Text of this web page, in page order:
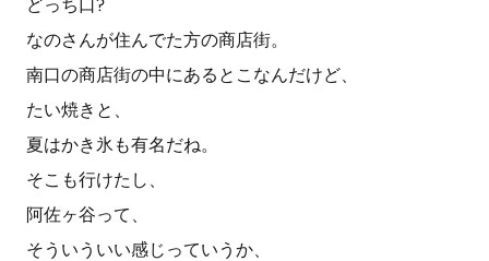
どっち口?
なのさんが住んでた方の商店街。
南口の商店街の中にあるとこなんだけど、
たい焼きと、
夏はかき氷も有名だね。
そこも行けたし、
阿佐ヶ谷って、
そういういい感じっていうか、